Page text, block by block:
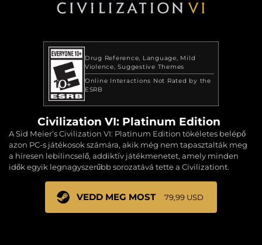
Drug Reference Language
Mild
Violence Suggestive Themes
Online Interactions Not Rated by the
ESRB
Civilization VI: Platinum Edition
A Sid Meier’s Civilization VI: Platinum Edition tökéletes belépő
azon PC-s játékosok számára, akik még nem tapasztalták meg
a híresen lebilincselő, addiktív játékmenetet, amely minden
idők egyik legnagyszerűbb sorozatává tette a Civilizationt.
VEDD MEG MOST 79,99 USD